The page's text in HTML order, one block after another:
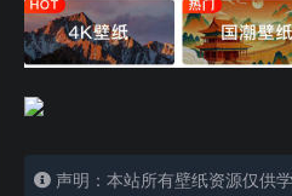
声明：本站所有壁纸资源仅供